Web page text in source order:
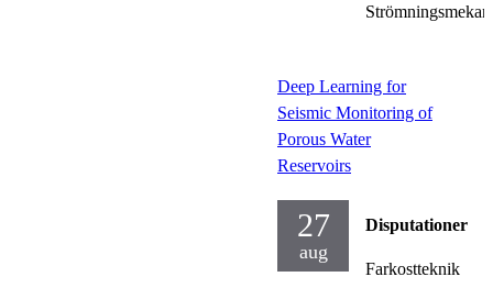
Deep Learning for
Seismic Monitoring of
Porous Water
Reservoirs
27
aug
Disputationer
Farkostteknik